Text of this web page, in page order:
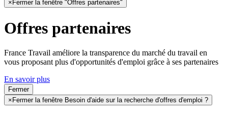
× Fermer la fenêtre "Offres partenaires"
Offres partenaires
France Travail améliore la transparence du marché du travail en
vous proposant plus d'opportunités d'emploi grâce à ses partenaires
En savoir plus
Fermer
× Fermer la fenêtre Besoin d'aide sur la recherche d'offres d'emploi ?